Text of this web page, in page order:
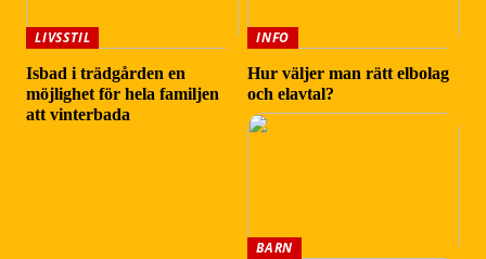
LIVSSTIL
Isbad i trädgården en
möjlighet för hela familjen
att vinterbada
INFO
Hur väljer man rätt elbolag
och elavtal?
BARN